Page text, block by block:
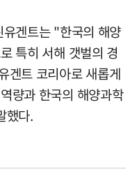
겐트는 "한국의 해양
특히 서해 갯벌의 경
겐트 코리아로 새롭게
량과 한국의 해양과학
했다.